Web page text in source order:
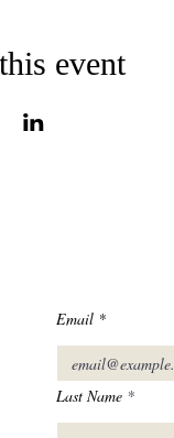
event
Email
Last Name